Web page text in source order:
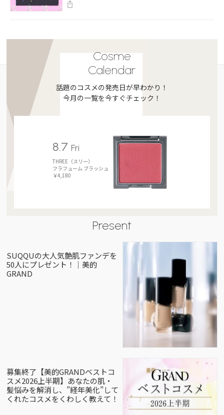
Cosme
Calendar
話題のコスメの発売日が早わかり！
今月の一覧を今すぐチェック！
8.7Fri
THREE（スリー）
フラフューム ブラッシュ
￥4,180
Present
SUQQUの大人気艶肌ファンデを
50人にプレゼント！｜美的
GRAND
募集終了【美的GRANDベストコ
スメ2026上半期】あなたの肌・
髪悩みを解消し、”経年美化”して
くれたコスメをくわしく教えて！